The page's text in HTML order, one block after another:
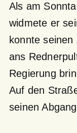
Als am
widmete er
konnte
ans
Regierung
Auf den
seinen